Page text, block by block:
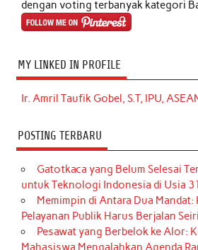
dengan voting terbanyak kategori
MY LINKED IN PROFILE
Ir. Amril Taufik Gobel, S.T, IPU,
POSTING TERBARU
Gatotkaca yang Belum Selesai
untuk Teknologi Indonesia di Usia
Memimpin di Antara Dua Mandat:
Pelayanan Publik Harus Berjalan
Pesawat yang Berbelok ke Alor:
Mahasiswa Mengalahkan Agenda